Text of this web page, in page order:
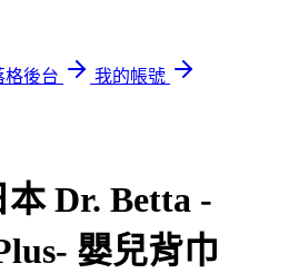
格後台
我的帳號
Dr. Betta -
嬰兒背巾